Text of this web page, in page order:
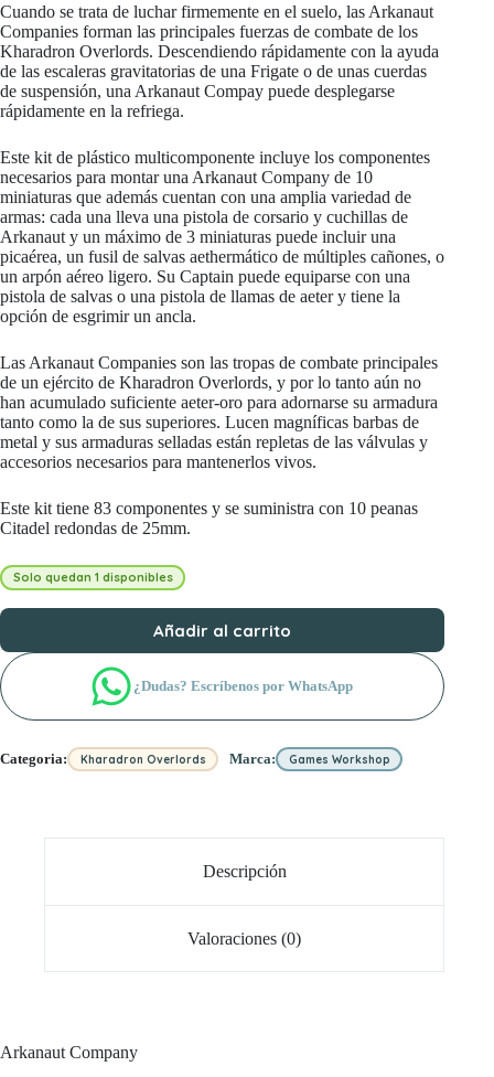
Cuando se trata de luchar firmemente en el suelo, las Arkanaut
Companies forman las principales fuerzas de combate de los
Kharadron Overlords. Descendiendo rápidamente con la ayuda
de las escaleras gravitatorias de una Frigate o de unas cuerdas
de suspensión, una Arkanaut Compay puede desplegarse
rápidamente en la refriega.
Este kit de plástico multicomponente incluye los componentes
necesarios para montar una Arkanaut Company de 10
miniaturas que además cuentan con una amplia variedad de
armas: cada una lleva una pistola de corsario y cuchillas de
Arkanaut y un máximo de 3 miniaturas puede incluir una
picaérea, un fusil de salvas aethermático de múltiples cañones, o
un arpón aéreo ligero. Su Captain puede equiparse con una
pistola de salvas o una pistola de llamas de aeter y tiene la
opción de esgrimir un ancla.
Las Arkanaut Companies son las tropas de combate principales
de un ejército de Kharadron Overlords, y por lo tanto aún no
han acumulado suficiente aeter-oro para adornarse su armadura
tanto como la de sus superiores. Lucen magníficas barbas de
metal y sus armaduras selladas están repletas de las válvulas y
accesorios necesarios para mantenerlos vivos.
Este kit tiene 83 componentes y se suministra con 10 peanas
Citadel redondas de 25mm.
Solo quedan 1 disponibles
Añadir al carrito
¿Dudas? Escríbenos por WhatsApp
Categoria: Kharadron Overlords Marca: Games Workshop
Descripción
Valoraciones (0)
Arkanaut Company